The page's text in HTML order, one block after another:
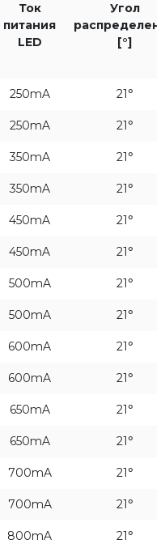
Угол распределения [°]
48°
Световой поток
Ток
питания
LED
Угол
[°]
250mA 21°
250mA 21°
350mA 21°
350mA 21°
450mA 21°
450mA 21°
500mA 21°
500mA 21°
600mA 21°
600mA 21°
650mA 21°
650mA 21°
700mA 21°
700mA 21°
800mA 21°